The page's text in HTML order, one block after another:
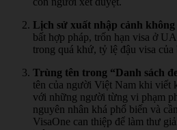
Lịch sử xuất nhập cảnh
bất hợp pháp, trốn hạn visa ở
trong quá khứ, tỷ lệ đậu visa của
Trùng tên trong “Danh sách
tên của người Việt Nam khi viết
với những người từng vi phạm
nguyên nhân khá phổ biến và
VisaOne can thiệp để làm thư